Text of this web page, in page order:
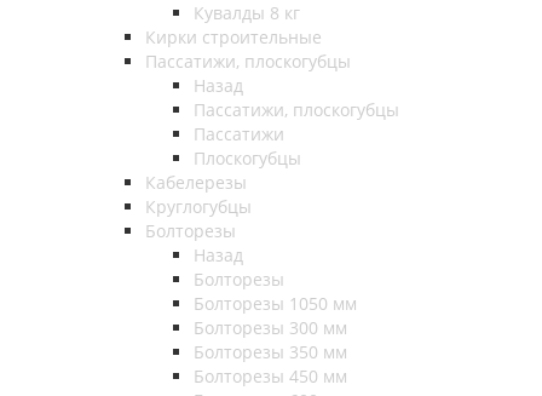
Кувалды 8 кг
Кирки строительные
Пассатижи, плоскогубцы
Назад
Пассатижи, плоскогубцы
Пассатижи
Плоскогубцы
Кабелерезы
Круглогубцы
Болторезы
Назад
Болторезы
Болторезы 1050 мм
Болторезы 300 мм
Болторезы 350 мм
Болторезы 450 мм